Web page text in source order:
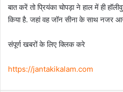
बात करें तो प्रियंका चोपड़ा ने हाल में ही
किया है. जहां वह जॉन सीना के साथ नजर
संपूर्ण खबरों के लिए क्लिक करे
https://jantakikalam.com